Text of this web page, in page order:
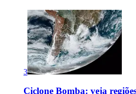
3
Ciclone Bomba: veja